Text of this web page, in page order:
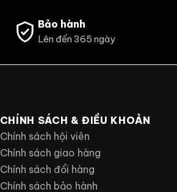
Bảo hành
Lên đến 365 ngày
CHÍNH SÁCH & ĐIỀU KHOẢN
Chính sách hội viên
Chính sách giao hàng
Chính sách đổi hàng
Chính sách bảo hành